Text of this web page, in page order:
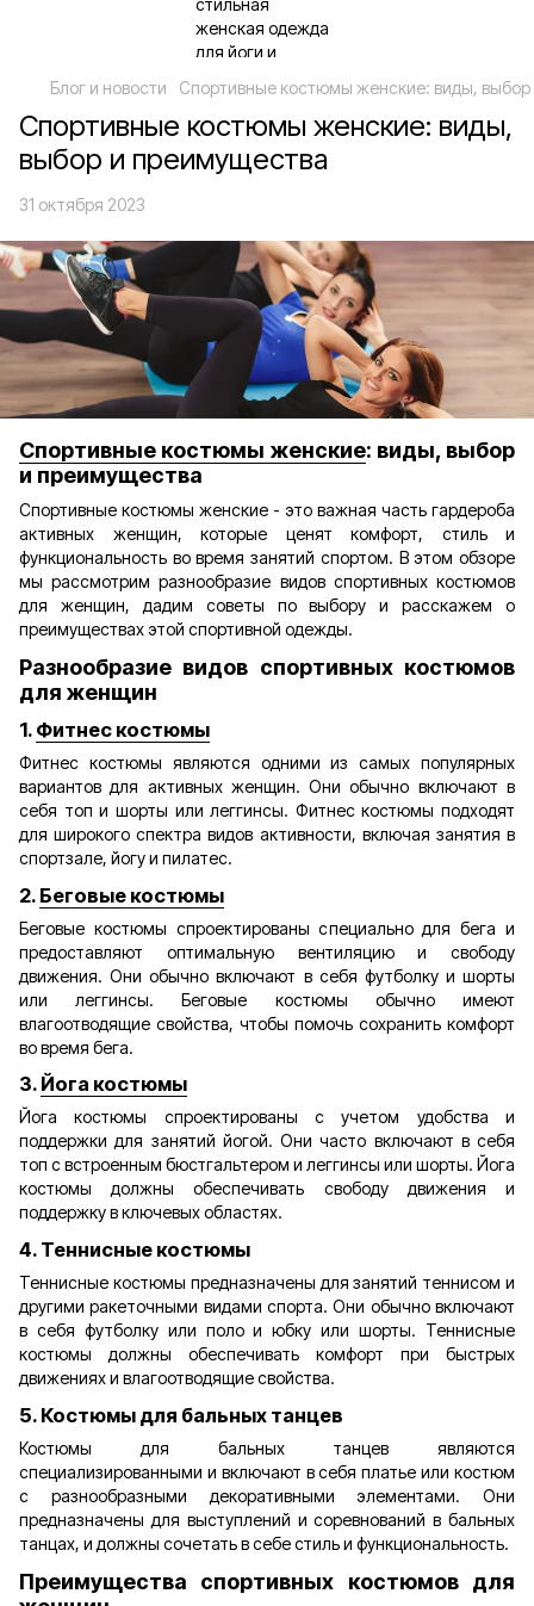
Блог и новости Спортивные костюмы женские: виды,
Спортивные костюмы женские: виды,
выбор и преимущества
31 октября 2023
Спортивные костюмы женские: виды, выбор
и преимущества
Спортивные костюмы женские - это важная часть гардероба
активных женщин, которые ценят комфорт, стиль и
функциональность во время занятий спортом. В этом обзоре
мы рассмотрим разнообразие видов спортивных костюмов
для женщин, дадим советы по выбору и расскажем о
преимуществах этой спортивной одежды.
Разнообразие видов спортивных костюмов
для женщин
1. Фитнес костюмы
Фитнес костюмы являются одними из самых популярных
вариантов для активных женщин. Они обычно включают в
себя топ и шорты или леггинсы. Фитнес костюмы подходят
для широкого спектра видов активности, включая занятия в
спортзале, йогу и пилатес.
2. Беговые костюмы
Беговые костюмы спроектированы специально для бега и
предоставляют оптимальную вентиляцию и свободу
движения. Они обычно включают в себя футболку и шорты
или леггинсы. Беговые костюмы обычно имеют
влагоотводящие свойства, чтобы помочь сохранить комфорт
во время бега.
3. Йога костюмы
Йога костюмы спроектированы с учетом удобства и
поддержки для занятий йогой. Они часто включают в себя
топ с встроенным бюстгальтером и леггинсы или шорты. Йога
костюмы должны обеспечивать свободу движения и
поддержку в ключевых областях.
4. Теннисные костюмы
Теннисные костюмы предназначены для занятий теннисом и
другими ракеточными видами спорта. Они обычно включают
в себя футболку или поло и юбку или шорты. Теннисные
костюмы должны обеспечивать комфорт при быстрых
движениях и влагоотводящие свойства.
5. Костюмы для бальных танцев
Костюмы для бальных танцев являются
специализированными и включают в себя платье или костюм
с разнообразными декоративными элементами. Они
предназначены для выступлений и соревнований в бальных
танцах, и должны сочетать в себе стиль и функциональность.
Преимущества спортивных костюмов для